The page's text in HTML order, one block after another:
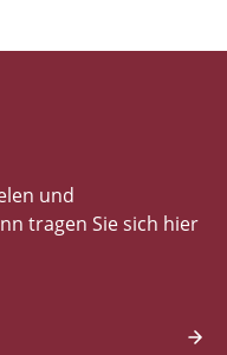
und
tragen Sie sich hier